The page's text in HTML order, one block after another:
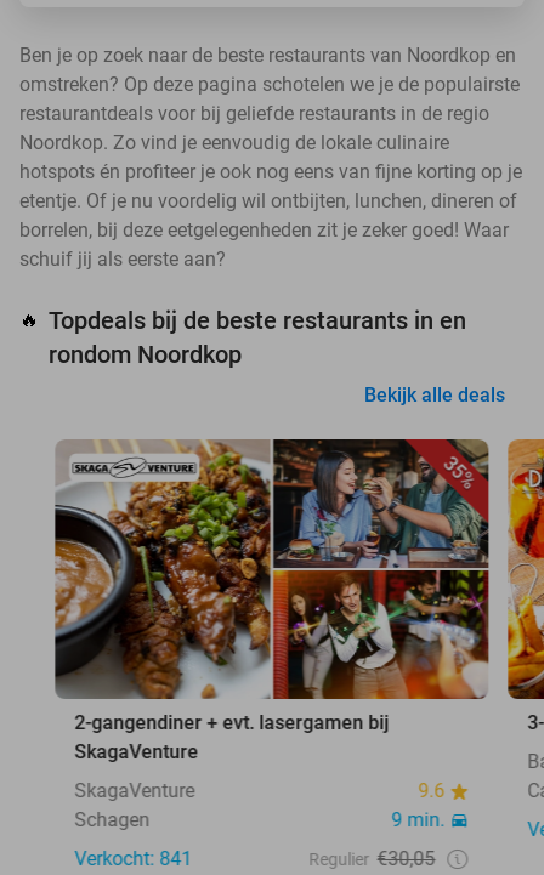
Ben je op zoek naar de beste restaurants van Noordkop en
omstreken? Op deze pagina schotelen we je de populairste
restaurantdeals voor bij geliefde restaurants in de regio
Noordkop. Zo vind je eenvoudig de lokale culinaire
hotspots én profiteer je ook nog eens van fijne korting op je
etentje. Of je nu voordelig wil ontbijten, lunchen, dineren of
borrelen, bij deze eetgelegenheden zit je zeker goed! Waar
schuif jij als eerste aan?
🔥 Topdeals bij de beste restaurants in en
rondom Noordkop
Bekijk alle deals
35%
2-gangendiner + evt. lasergamen bij
SkagaVenture
SkagaVenture
9.6
Schagen
9 min.
Verkocht: 841
Regulier €30,05